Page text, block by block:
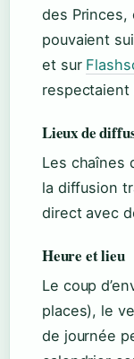
des Princes,
pouvaient
et sur
respectaient
Lieux de
Les chaînes
la diffusion
direct avec
Heure et lieu
Le coup
places), le
de journée